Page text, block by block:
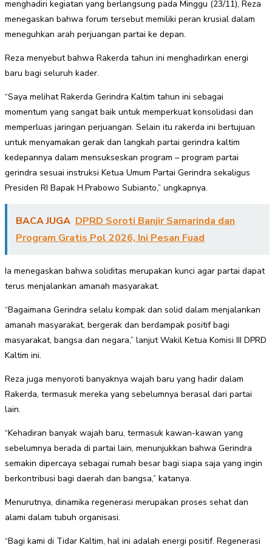
menghadiri kegiatan yang berlangsung pada Minggu (23/11), Reza
menegaskan bahwa forum tersebut memiliki peran krusial dalam
meneguhkan arah perjuangan partai ke depan.
Reza menyebut bahwa Rakerda tahun ini menghadirkan energi
baru bagi seluruh kader.
“Saya melihat Rakerda Gerindra Kaltim tahun ini sebagai
momentum yang sangat baik untuk memperkuat konsolidasi dan
memperluas jaringan perjuangan. Selain itu rakerda ini bertujuan
untuk menyamakan gerak dan langkah partai gerindra kaltim
kedepannya dalam mensukseskan program – program partai
gerindra sesuai instruksi Ketua Umum Partai Gerindra sekaligus
Presiden RI Bapak H.Prabowo Subianto,” ungkapnya.
BACA JUGA DPRD Soroti Banjir Samarinda dan
Program Gratis Pol 2026, Ini Pesan Fuad
Ia menegaskan bahwa soliditas merupakan kunci agar partai dapat
terus menjalankan amanah masyarakat.
“Bagaimana Gerindra selalu kompak dan solid dalam menjalankan
amanah masyarakat, bergerak dan berdampak positif bagi
masyarakat, bangsa dan negara,” lanjut Wakil Ketua Komisi III DPRD
Kaltim ini.
Reza juga menyoroti banyaknya wajah baru yang hadir dalam
Rakerda, termasuk mereka yang sebelumnya berasal dari partai
lain.
“Kehadiran banyak wajah baru, termasuk kawan-kawan yang
sebelumnya berada di partai lain, menunjukkan bahwa Gerindra
semakin dipercaya sebagai rumah besar bagi siapa saja yang ingin
berkontribusi bagi daerah dan bangsa,” katanya.
Menurutnya, dinamika regenerasi merupakan proses sehat dan
alami dalam tubuh organisasi.
“Bagi kami di Tidar Kaltim, hal ini adalah energi positif. Regenerasi